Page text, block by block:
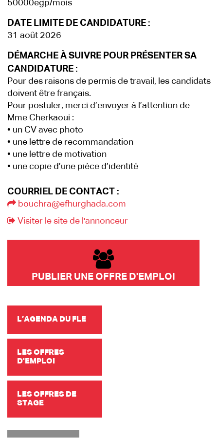
50000egp/mois
DATE LIMITE DE CANDIDATURE :
31 août 2026
DÉMARCHE À SUIVRE POUR PRÉSENTER SA
CANDIDATURE :
Pour des raisons de permis de travail, les candidats
doivent être français.
Pour postuler, merci d’envoyer à l’attention de
Mme Cherkaoui :
• un CV avec photo
• une lettre de recommandation
• une lettre de motivation
• une copie d’une pièce d’identité
COURRIEL DE CONTACT :
bouchra@efhurghada.com
Visiter le site de l'annonceur
PUBLIER UNE OFFRE D'EMPLOI
L’AGENDA DU FLE
LES OFFRES
D'EMPLOI
LES OFFRES DE
STAGE